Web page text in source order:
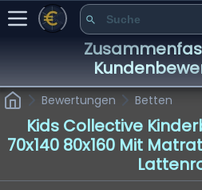
Bewertungen Betten
Kids Collective
70x140 80x160 Mit